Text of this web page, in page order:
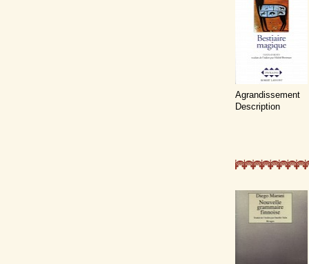
Agrandissement
Description